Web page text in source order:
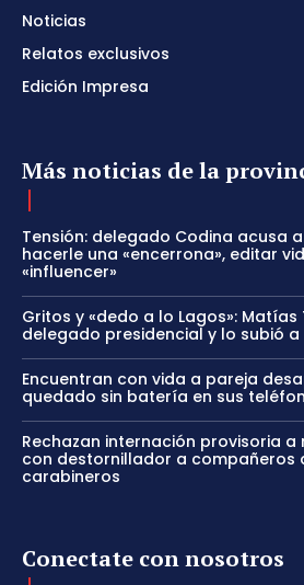
Noticias
Relatos exclusivos
Edición Impresa
Más noticias de la
Tensión: delegado Codina acusa
hacerle una «encerrona», editar
«influencer»
Gritos y «dedo a lo Lagos»:
delegado presidencial y lo subió
Encuentran con vida a pareja
quedado sin batería en sus
Rechazan internación provisoria a
con destornillador a compañeros
carabineros
Conectate con nosotros